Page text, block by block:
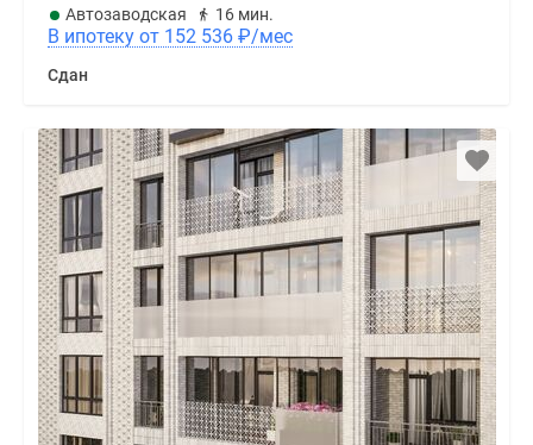
Автозаводская
16 мин.
В ипотеку от 152 536 ₽/мес
Сдан